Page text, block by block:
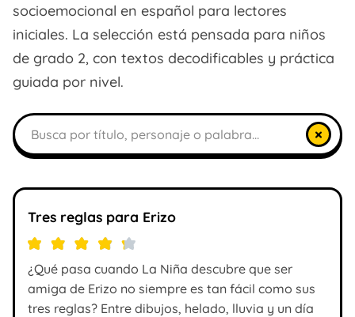
socioemocional en español para lectores
iniciales. La selección está pensada para niños
de grado 2, con textos decodificables y práctica
guiada por nivel.
Buscar libros
×
Tres reglas para Erizo
¿Qué pasa cuando La Niña descubre que ser
amiga de Erizo no siempre es tan fácil como sus
tres reglas? Entre dibujos, helado, lluvia y un día